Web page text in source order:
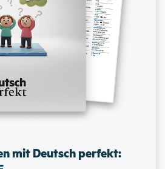
mit Deutsch perfekt: